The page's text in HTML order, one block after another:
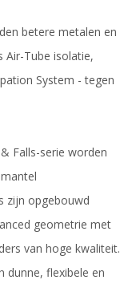
betere metalen en
Air-Tube isolatie,
System - tegen
Falls-serie worden
zijn opgebouwd
geometrie met
van hoge kwaliteit.
dunne, flexibele en